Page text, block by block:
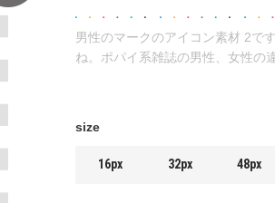
男性のマークのアイコン素材 2で
ね。ポパイ系雑誌の男性、女性の
size
16px 32px 48px